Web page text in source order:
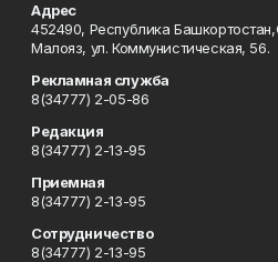
Адрес
452490, Республика
Малояз, ул. Коммунистическая, 56.
Рекламная служба
8(34777) 2-05-86
Редакция
8(34777) 2-13-95
Приемная
8(34777) 2-13-95
Сотрудничество
8(34777) 2-13-95